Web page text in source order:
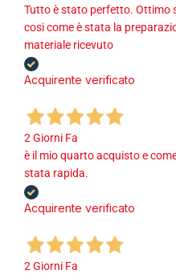
Tutto è stato perfetto. Ottimo
cosi come è stata la
materiale ricevuto
Acquirente verificato
2 Giorni Fa
è il mio quarto acquisto e
stata rapida.
Acquirente verificato
2 Giorni Fa